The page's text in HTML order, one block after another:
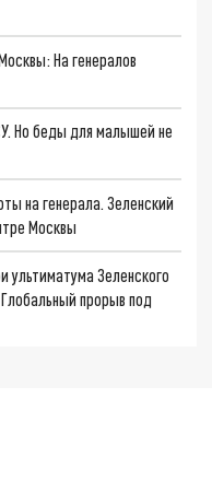
На генералов
Но беды для малышей не
на генерала. Зеленский
Москвы
ультиматума Зеленского
прорыв под